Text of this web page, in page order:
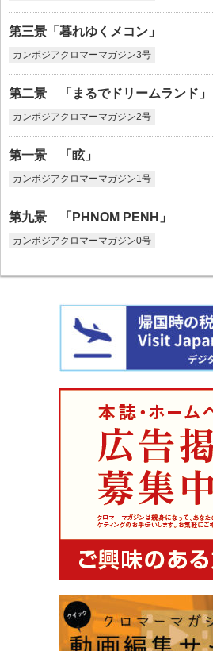
第三景「暮れゆくメコン」
カンボジアクロマーマガジン3号
第二景 「まるでドリームランド」
カンボジアクロマーマガジン2号
第一景 「眩」
カンボジアクロマーマガジン1号
第九景 「PHNOM PENH」
カンボジアクロマーマガジン0号